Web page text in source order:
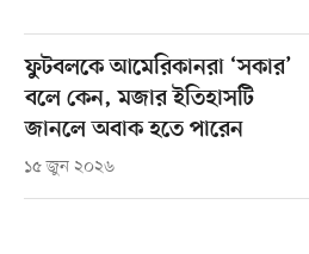
ফুটবলকে আমেরিকানরা ‘সকার’
বলে কেন, মজার ইতিহাসটি
জানলে অবাক হতে পারেন
১৫ জুন ২০২৬